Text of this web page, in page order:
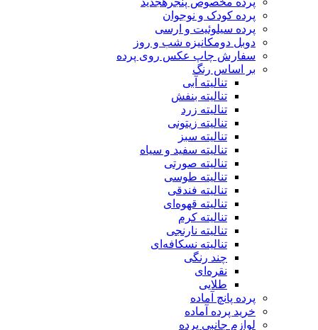
پرده کودک و نوجوان
پرده سیلوئیت و ارسی
دوبل دومکانیزه شب و روز
سفارش چاپ عکس روی پرده
بر اساس رنگ
تنالیته آبی
تنالیته بنفش
تنالیته زرد
تنالیته زیتونی
تنالیته سبز
تنالیته سفید و سیاه
تنالیته صورتی
تنالیته طوسی
تنالیته فندقی
تنالیته قهوه‌ای
تنالیته کرم
تنالیته نارنجی
تنالیته نسکافه‌ای
چند رنگی
نقره‌ای
طلایی
پرده پانچ آماده
خرید پرده آماده
لوازم جانبی پرده